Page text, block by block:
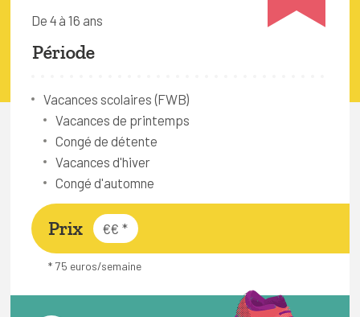
FAQ
Connexion
Espace pro
Bruxelles Temps Libre
De 4 à 16 ans
Période
Vacances scolaires (FWB)
Vacances de printemps
Congé de détente
Vacances d'hiver
Congé d'automne
Prix €€ *
* 75 euros/semaine